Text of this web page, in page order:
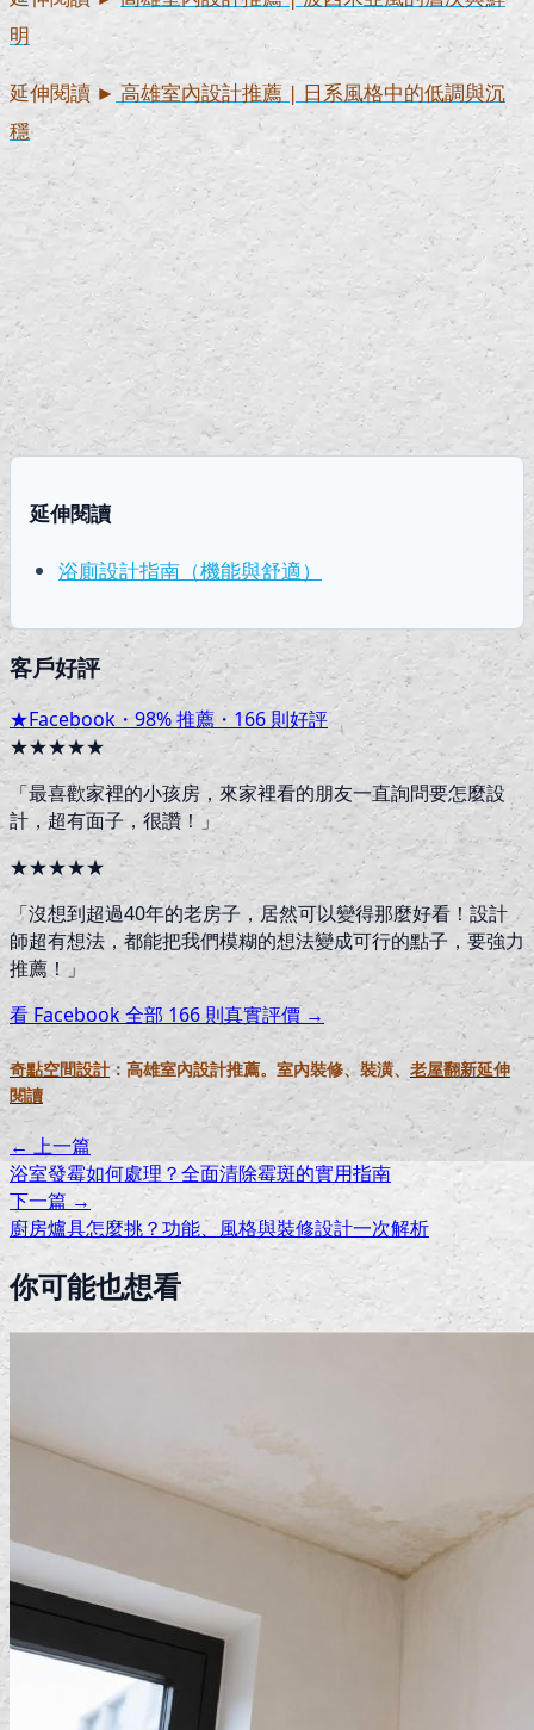
明
延伸閱讀 ► 高雄室內設計推薦 | 日系風格中的低調與沉
穩
延伸閱讀
浴廁設計指南（機能與舒適）
客戶好評
★Facebook・98% 推薦・ 166則好評
★★★★★
「最喜歡家裡的小孩房，來家裡看的朋友一直詢問要怎麼設
計，超有面子，很讚！ 」
★★★★★
「沒想到超過40年的老房子，居然可以變得那麼好看！設計
師超有想法，都能把我們模糊的想法變成可行的點子，要強力
推薦！ 」
看 Facebook 全部 166 則真實評價 →
奇點空間設計：高雄室內設計推薦。室內裝修、裝潢、 老屋翻新延伸
閱讀
← 上一篇
浴室發霉如何處理？全面清除霉斑的實用指南
下一篇 →
廚房爐具怎麼挑？功能、風格與裝修設計一次解析
你可能也想看